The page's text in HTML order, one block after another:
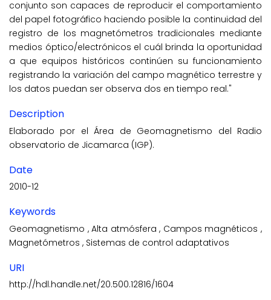
conjunto son capaces de reproducir el comportamiento
del papel fotográfico haciendo posible la continuidad del
registro de los magnetómetros tradicionales mediante
medios óptico/electrónicos el cuál brinda la oportunidad
a que equipos históricos continúen su funcionamiento
registrando la variación del campo magnético terrestre y
los datos puedan ser observa dos en tiempo real."
Description
Elaborado por el Área de Geomagnetismo del Radio
observatorio de Jicamarca (IGP).
Date
2010-12
Keywords
Geomagnetismo ,Alta atmósfera, Campos magnéticos,
Magnetómetros , Sistemas de control adaptativos
URI
http://hdl.handle.net/20.500.12816/1604